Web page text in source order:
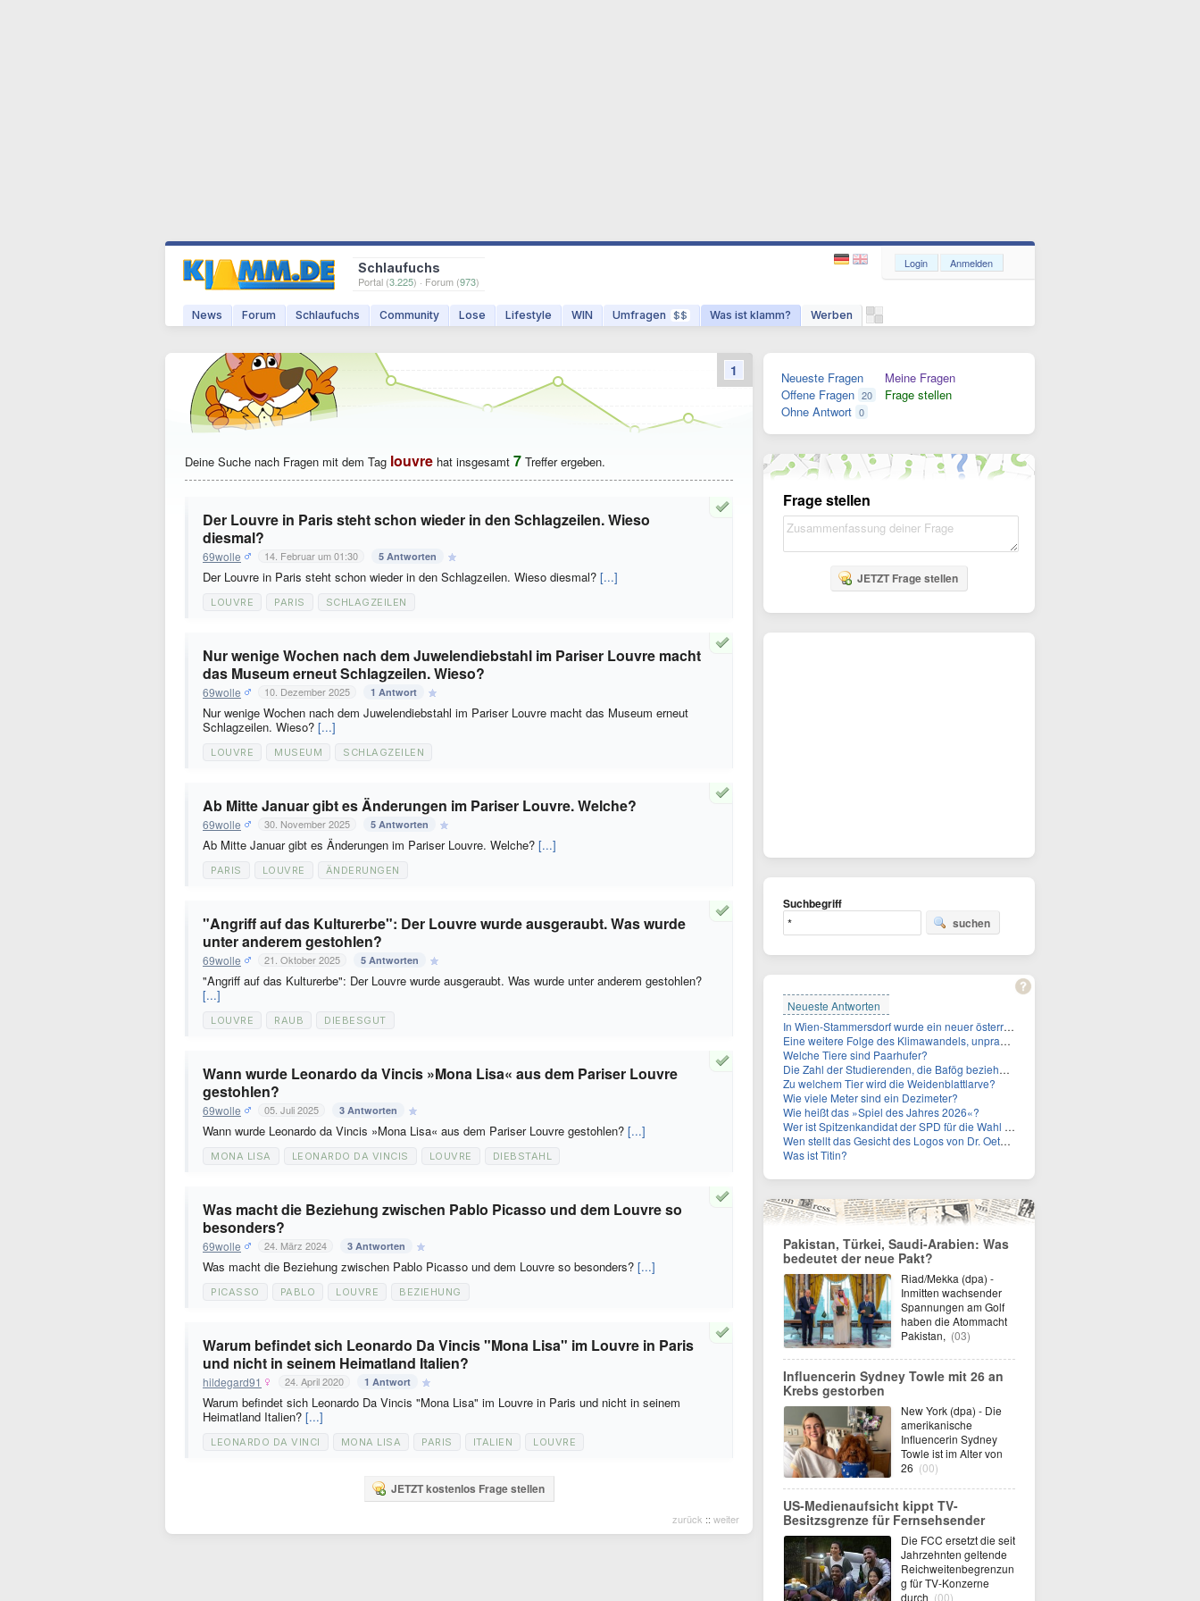
Schlaufuchs
Portal (3.225) · Forum (973)
News Forum Schlaufuchs Community Lose Lifestyle WIN Umfragen $$ Was ist klamm? Werben
Login Anmelden
Deine Suche nach Fragen mit dem Tag louvre hat insgesamt 7 Treffer ergeben.
Der Louvre in Paris steht schon wieder in den Schlagzeilen. Wieso
diesmal?
69wolle 14. Februar um 01:30 5 Antworten
Der Louvre in Paris steht schon wieder in den Schlagzeilen. Wieso diesmal? [...]
LOUVRE PARIS SCHLAGZEILEN
Nur wenige Wochen nach dem Juwelendiebstahl im Pariser Louvre macht
das Museum erneut Schlagzeilen. Wieso?
69wolle 10. Dezember 2025 1 Antwort
Nur wenige Wochen nach dem Juwelendiebstahl im Pariser Louvre macht das Museum erneut
Schlagzeilen. Wieso? [...]
LOUVRE MUSEUM SCHLAGZEILEN
Ab Mitte Januar gibt es Änderungen im Pariser Louvre. Welche?
69wolle 30. November 2025 5 Antworten
Ab Mitte Januar gibt es Änderungen im Pariser Louvre. Welche? [...]
PARIS LOUVRE ÄNDERUNGEN
"Angriff auf das Kulturerbe": Der Louvre wurde ausgeraubt. Was wurde
unter anderem gestohlen?
69wolle 21. Oktober 2025 5 Antworten
"Angriff auf das Kulturerbe": Der Louvre wurde ausgeraubt. Was wurde unter anderem gestohlen?
[...]
LOUVRE RAUB DIEBESGUT
Wann wurde Leonardo da Vincis »Mona Lisa« aus dem Pariser Louvre
gestohlen?
69wolle 05. Juli 2025 3 Antworten
Wann wurde Leonardo da Vincis »Mona Lisa« aus dem Pariser Louvre gestohlen? [...]
MONA LISA LEONARDO DA VINCIS LOUVRE DIEBSTAHL
Was macht die Beziehung zwischen Pablo Picasso und dem Louvre so
besonders?
69wolle 24. März 2024 3 Antworten
Was macht die Beziehung zwischen Pablo Picasso und dem Louvre so besonders? [...]
PICASSO PABLO LOUVRE BEZIEHUNG
Warum befindet sich Leonardo Da Vincis "Mona Lisa" im Louvre in Paris
und nicht in seinem Heimatland Italien?
hildegard91 24. April 2020 1 Antwort
Warum befindet sich Leonardo Da Vincis "Mona Lisa" im Louvre in Paris und nicht in seinem
Heimatland Italien? [...]
LEONARDO DA VINCI MONA LISA PARIS ITALIEN LOUVRE
JETZT kostenlos Frage stellen
zurück :: weiter
1
Neueste Fragen
Offene Fragen 20
Ohne Antwort 0
Meine Fragen
Frage stellen
Frage stellen
JETZT Frage stellen
Suchbegriff
suchen
Neueste Antworten
In Wien-Stammersdorf wurde ein neuer österreichischer Temperaturrekord gemessen. Wie hoch war die Temperatur?
Eine weitere Folge des Klimawandels, unpraktisch für Urlauber: Wo fehlt mittlerweile sogar das Trinkwasser?
Welche Tiere sind Paarhufer?
Die Zahl der Studierenden, die Bafög beziehen, sinkt. Woran liegt das?
Zu welchem Tier wird die Weidenblattlarve?
Wie viele Meter sind ein Dezimeter?
Wie heißt das »Spiel des Jahres 2026«?
Wer ist Spitzenkandidat der SPD für die Wahl zum Berliner Abgeordnetenhaus im September 2026?
Wen stellt das Gesicht des Logos von Dr. Oetker dar?
Was ist Titin?
Pakistan, Türkei, Saudi-Arabien: Was
bedeutet der neue Pakt?
Riad/Mekka (dpa) -
Inmitten wachsender
Spannungen am Golf
haben die Atommacht
Pakistan, (03)
Influencerin Sydney Towle mit 26 an
Krebs gestorben
New York (dpa) - Die
amerikanische
Influencerin Sydney
Towle ist im Alter von
26 (00)
US-Medienaufsicht kippt TV-
Besitzsgrenze für Fernsehsender
Die FCC ersetzt die seit
Jahrzehnten geltende
Reichweitenbegrenzun
g für TV-Konzerne
durch (00)